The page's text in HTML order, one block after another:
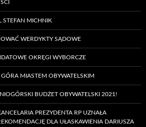
STEFAN MICHNIK
WERDYKTY SĄDOWE
OKRĘGI WYBORCZE
GÓRA MIASTEM OBYWATELSKIM
BUDŻET OBYWATELSKI 2021!
PREZYDENTA RP UZNAŁA
DLA UŁASKAWIENIA DARIUSZA